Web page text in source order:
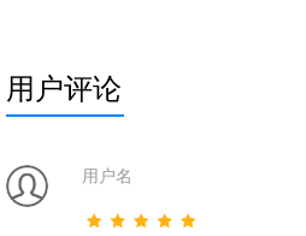
用户评论
用户名